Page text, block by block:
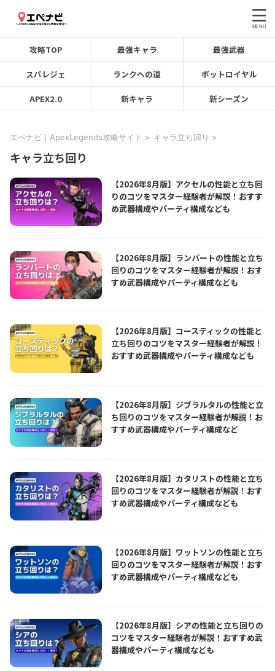
攻略TOP 最強キャラ 最強武器
スパレジェ ランクへの道 ボットロイヤル
APEX2.0 新キャラ 新シーズン
エペナビ｜ApexLegends攻略サイト > キャラ立ち回り >
キャラ立ち回り
【2026年8月版】アクセルの性能と立ち回
りのコツをマスター経験者が解説！おすす
め武器構成やパーティ構成なども
【2026年8月版】ランパートの性能と立ち
回りのコツをマスター経験者が解説！おす
すめ武器構成やパーティ構成なども
【2026年8月版】コースティックの性能と
立ち回りのコツをマスター経験者が解説！
おすすめ武器構成やパーティ構成なども
【2026年8月版】ジブラルタルの性能と立
ち回りのコツをマスター経験者が解説！お
すすめ武器構成やパーティ構成など
【2026年8月版】カタリストの性能と立ち
回りのコツをマスター経験者が解説！おす
すめ武器構成やパーティ構成なども
【2026年8月版】ワットソンの性能と立ち
回りのコツをマスター経験者が解説！おす
すめ武器構成やパーティ構成なども
【2026年8月版】シアの性能と立ち回りの
コツをマスター経験者が解説！おすすめ武
器構成やパーティ構成なども